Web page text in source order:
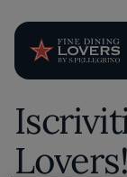
Lovers!